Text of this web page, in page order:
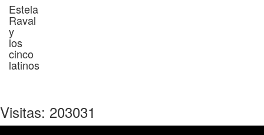
Estela
Raval
y
los
cinco
latinos
Visitas: 203031